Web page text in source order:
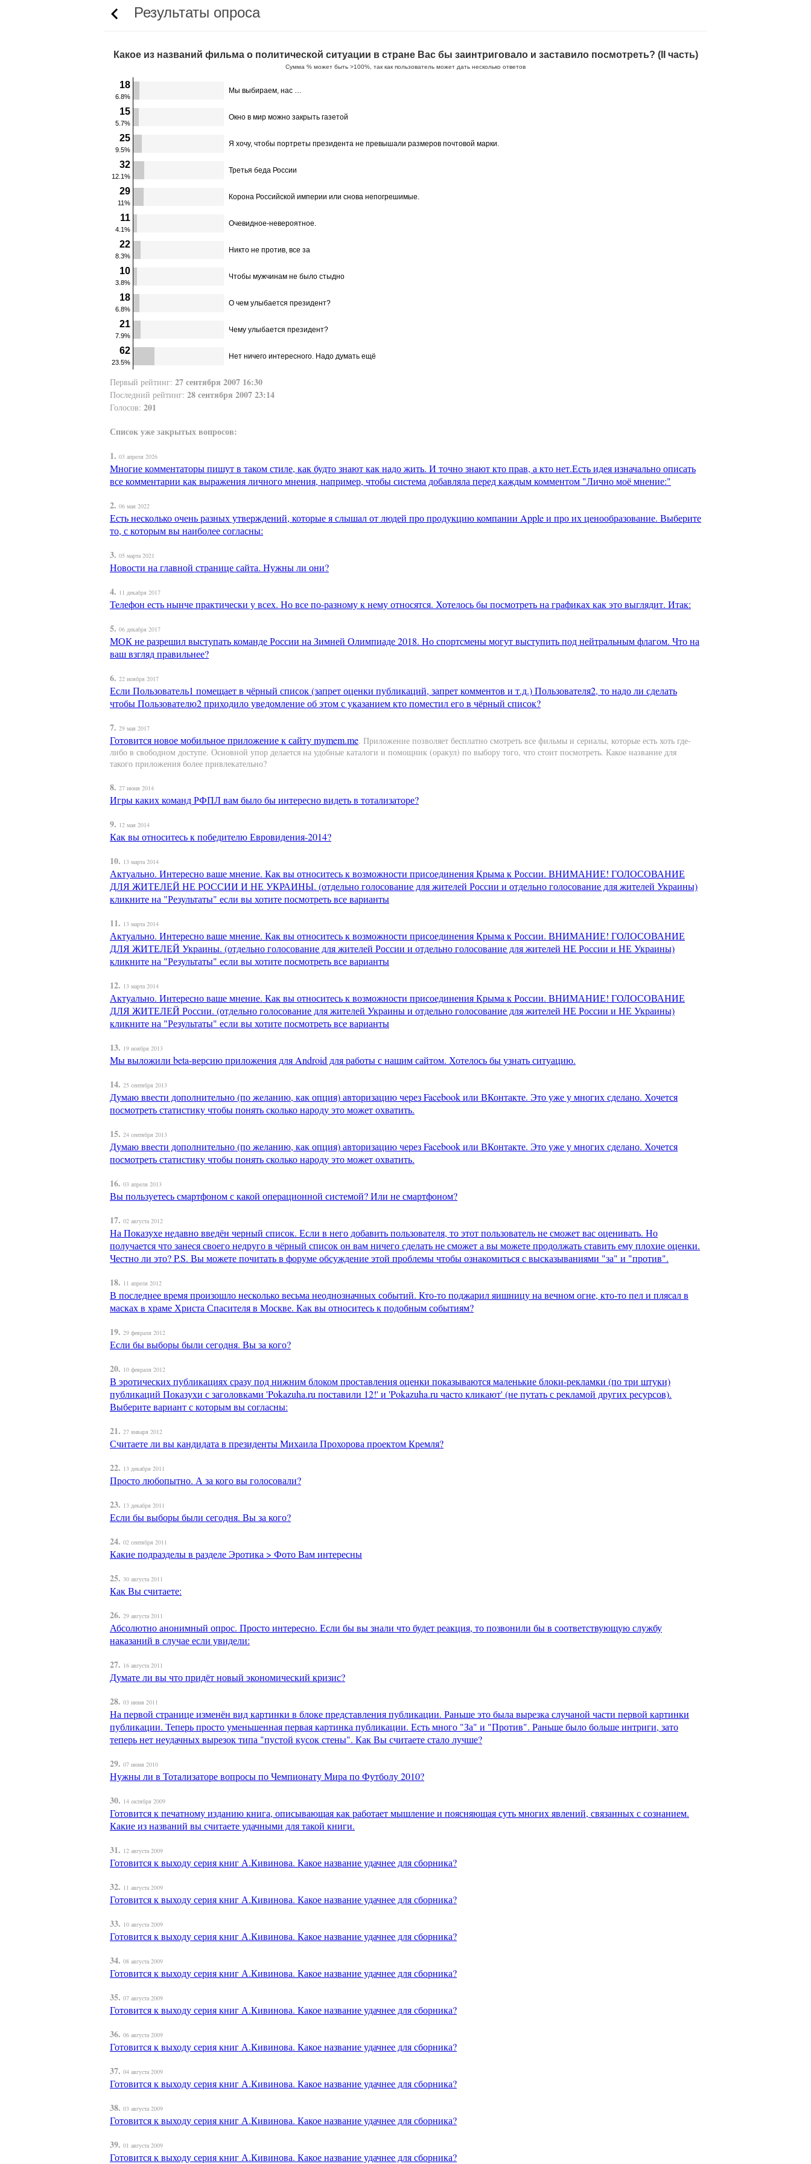
Результаты опроса
Какое из названий фильма о политической ситуации в стране Вас бы заинтриговало и заставило посмотреть? (II часть)
Сумма % может быть >100%, так как пользователь может дать несколько ответов
18
6.8%
Мы выбираем, нас …
15
5.7%
Окно в мир можно закрыть газетой
25
9.5%
Я хочу, чтобы портреты президента не превышали размеров почтовой марки.
32
12.1%
Третья беда России
29
11%
Корона Российской империи или снова непогрешимые.
11
4.1%
Очевидное-невероятное.
22
8.3%
Никто не против, все за
10
3.8%
Чтобы мужчинам не было стыдно
18
6.8%
О чем улыбается президент?
21
7.9%
Чему улыбается президент?
62
23.5%
Нет ничего интересного. Надо думать ещё
Первый рейтинг: 27 сентября 2007 16:30
Последний рейтинг: 28 сентября 2007 23:14
Голосов: 201
Список уже закрытых вопросов:
1. 03 апреля 2026
Многие комментаторы пишут в таком стиле, как будто знают как надо жить. И точно знают кто прав, а кто нет.Есть идея изначально описать
все комментарии как выражения личного мнения, например, чтобы система добавляла перед каждым комментом "Лично моё мнение:"
2. 06 мая 2022
Есть несколько очень разных утверждений, которые я слышал от людей про продукцию компании Apple и про их ценообразование. Выберите
то, с которым вы наиболее согласны:
3. 05 марта 2021
Новости на главной странице сайта. Нужны ли они?
4. 11 декабря 2017
Телефон есть нынче практически у всех. Но все по-разному к нему относятся. Хотелось бы посмотреть на графиках как это выглядит. Итак:
5. 06 декабря 2017
МОК не разрешил выступать команде России на Зимней Олимпиаде 2018. Но спортсмены могут выступить под нейтральным флагом. Что на
ваш взгляд правильнее?
6. 22 ноября 2017
Если Пользователь1 помещает в чёрный список (запрет оценки публикаций, запрет комментов и т.д.) Пользователя2, то надо ли сделать
чтобы Пользователю2 приходило уведомление об этом с указанием кто поместил его в чёрный список?
7. 29 мая 2017
Готовится новое мобильное приложение к сайтуmymem.me. Приложение позволяет бесплатно смотреть все фильмы и сериалы, которые есть хоть где-
либо в свободном доступе. Основной упор делается на удобные каталоги и помощник (оракул) по выбору того, что стоит посмотреть. Какое название для
такого приложения более привлекательно?
8. 27 июня 2014
Игры каких команд РФПЛ вам было бы интересно видеть в тотализаторе?
9. 12 мая 2014
Как вы относитесь к победителю Евровидения-2014?
10. 13 марта 2014
Актуально. Интересно ваше мнение. Как вы относитесь к возможности присоединения Крыма к России. ВНИМАНИЕ! ГОЛОСОВАНИЕ
ДЛЯ ЖИТЕЛЕЙ НЕ РОССИИ И НЕ УКРАИНЫ. (отдельно голосование для жителей России и отдельно голосование для жителей Украины)
кликните на "Результаты" если вы хотите посмотреть все варианты
11. 13 марта 2014
Актуально. Интересно ваше мнение. Как вы относитесь к возможности присоединения Крыма к России. ВНИМАНИЕ! ГОЛОСОВАНИЕ
ДЛЯ ЖИТЕЛЕЙ Украины. (отдельно голосование для жителей России и отдельно голосование для жителей НЕ России и НЕ Украины)
кликните на "Результаты" если вы хотите посмотреть все варианты
12. 13 марта 2014
Актуально. Интересно ваше мнение. Как вы относитесь к возможности присоединения Крыма к России. ВНИМАНИЕ! ГОЛОСОВАНИЕ
ДЛЯ ЖИТЕЛЕЙ России. (отдельно голосование для жителей Украины и отдельно голосование для жителей НЕ России и НЕ Украины)
кликните на "Результаты" если вы хотите посмотреть все варианты
13. 19 ноября 2013
Мы выложили beta-версию приложения для Android для работы с нашим сайтом. Хотелось бы узнать ситуацию.
14. 25 сентября 2013
Думаю ввести дополнительно (по желанию, как опция) авторизацию через Facebook или ВКонтакте. Это уже у многих сделано. Хочется
посмотреть статистику чтобы понять сколько народу это может охватить.
15. 24 сентября 2013
Думаю ввести дополнительно (по желанию, как опция) авторизацию через Facebook или ВКонтакте. Это уже у многих сделано. Хочется
посмотреть статистику чтобы понять сколько народу это может охватить.
16. 03 апреля 2013
Вы пользуетесь смартфоном с какой операционной системой? Или не смартфоном?
17. 02 августа 2012
На Показухе недавно введён черный список. Если в него добавить пользователя, то этот пользователь не сможет вас оценивать. Но
получается что занеся своего недруго в чёрный список он вам ничего сделать не сможет а вы можете продолжать ставить ему плохие оценки.
Честно ли это? P.S. Вы можете почитать в форуме обсуждение этой проблемы чтобы ознакомиться с высказываниями "за" и "против".
18. 11 апреля 2012
В последнее время произошло несколько весьма неоднозначных событий. Кто-то поджарил яишницу на вечном огне, кто-то пел и плясал в
масках в храме Христа Спасителя в Москве. Как вы относитесь к подобным событиям?
19. 29 февраля 2012
Если бы выборы были сегодня. Вы за кого?
20. 10 февраля 2012
В эротических публикациях сразу под нижним блоком проставления оценки показываются маленькие блоки-рекламки (по три штуки)
публикаций Показухи с заголовками 'Pokazuha.ru поставили 12!' и 'Pokazuha.ru часто кликают' (не путать с рекламой других ресурсов).
Выберите вариант с которым вы согласны:
21. 27 января 2012
Считаете ли вы кандидата в президенты Михаила Прохорова проектом Кремля?
22. 13 декабря 2011
Просто любопытно. А за кого вы голосовали?
23. 13 декабря 2011
Если бы выборы были сегодня. Вы за кого?
24. 02 сентября 2011
Какие подразделы в разделе Эротика > Фото Вам интересны
25. 30 августа 2011
Как Вы считаете:
26. 29 августа 2011
Абсолютно анонимный опрос. Просто интересно. Если бы вы знали что будет реакция, то позвонили бы в соответствующую службу
наказаний в случае если увидели:
27. 16 августа 2011
Думате ли вы что придёт новый экономический кризис?
28. 03 июня 2011
На первой странице изменён вид картинки в блоке представления публикации. Раньше это была вырезка случаной части первой картинки
публикации. Теперь просто уменьшенная первая картинка публикации. Есть много "За" и "Против". Раньше было больше интриги, зато
теперь нет неудачных вырезок типа "пустой кусок стены". Как Вы считаете стало лучше?
29. 07 июня 2010
Нужны ли в Тотализаторе вопросы по Чемпионату Мира по Футболу 2010?
30. 14 октября 2009
Готовится к печатному изданию книга, описывающая как работает мышление и поясняющая суть многих явлений, связанных с сознанием.
Какие из названий вы считаете удачными для такой книги.
31. 12 августа 2009
Готовится к выходу серия книг А.Кивинова. Какое название удачнее для сборника?
32. 11 августа 2009
Готовится к выходу серия книг А.Кивинова. Какое название удачнее для сборника?
33. 10 августа 2009
Готовится к выходу серия книг А.Кивинова. Какое название удачнее для сборника?
34. 08 августа 2009
Готовится к выходу серия книг А.Кивинова. Какое название удачнее для сборника?
35. 07 августа 2009
Готовится к выходу серия книг А.Кивинова. Какое название удачнее для сборника?
36. 06 августа 2009
Готовится к выходу серия книг А.Кивинова. Какое название удачнее для сборника?
37. 04 августа 2009
Готовится к выходу серия книг А.Кивинова. Какое название удачнее для сборника?
38. 03 августа 2009
Готовится к выходу серия книг А.Кивинова. Какое название удачнее для сборника?
39. 01 августа 2009
Готовится к выходу серия книг А.Кивинова. Какое название удачнее для сборника?